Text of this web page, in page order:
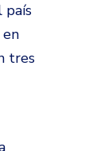
país
tres